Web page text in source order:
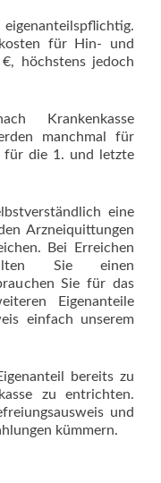
für Hin- und
höchstens jedoch
Krankenkasse
manchmal für
für die 1. und letzte
eine
Arzneiquittungen
Bei Erreichen
Sie einen
Sie für das
Eigenanteile
einfach unserem
bereits zu
zu entrichten.
und
kümmern.